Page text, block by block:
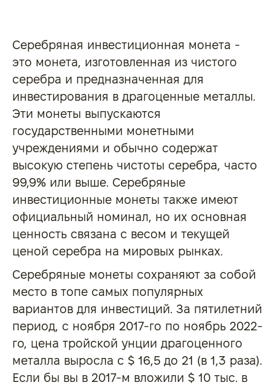
Серебряная инвестиционная монета -
это монета, изготовленная из чистого
серебра и предназначенная для
инвестирования в драгоценные металлы.
Эти монеты выпускаются
государственными монетными
учреждениями и обычно содержат
высокую степень чистоты серебра, часто
99,9% или выше. Серебряные
инвестиционные монеты также имеют
официальный номинал, но их основная
ценность связана с весом и текущей
ценой серебра на мировых рынках.
Серебряные монеты сохраняют за собой
место в топе самых популярных
вариантов для инвестиций. За пятилетний
период, с ноября 2017-го по ноябрь 2022-
го, цена тройской унции драгоценного
металла выросла с $ 16,5 до 21 (в 1,3 раза).
Если бы вы в 2017-м вложили $ 10 тыс. в